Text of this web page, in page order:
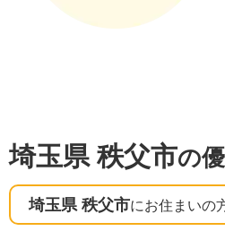
埼玉県 秩父市の
埼玉県 秩父市にお住まいの